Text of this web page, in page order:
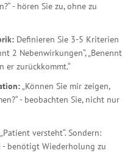
- hören Sie zu, ohne zu
Definieren Sie 3-5 Kriterien
2 Nebenwirkungen“, „Benennt
er zurückkommt.“
„Können Sie mir zeigen,
- beobachten Sie, nicht nur
versteht“. Sondern:
benötigt Wiederholung zu